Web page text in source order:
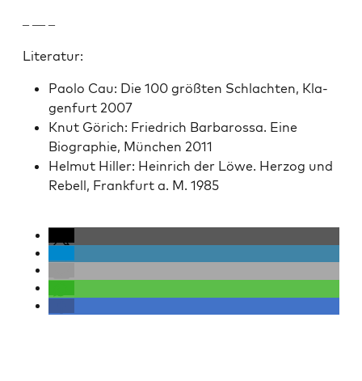
– — –
Lit­er­atur:
Pao­lo Cau: Die 100 größten Schlacht­en, Kla­
gen­furt 2007
Knut Görich: Friedrich Bar­barossa. Eine
Biogra­phie, München 2011
Hel­mut Hiller: Hein­rich der Löwe. Her­zog und
Rebell, Frank­furt a. M. 1985